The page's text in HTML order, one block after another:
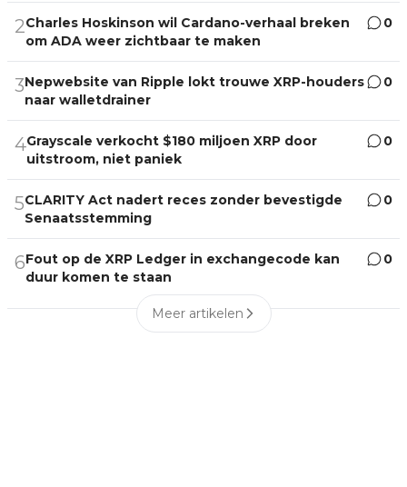
2Charles Hoskinson wil Cardano-verhaal breken
om ADA weer zichtbaar te maken
0
3Nepwebsite van Ripple lokt trouwe XRP-houders
naar walletdrainer
0
4Grayscale verkocht $180 miljoen XRP door
uitstroom, niet paniek
0
5CLARITY Act nadert reces zonder bevestigde
Senaatsstemming
0
6Fout op de XRP Ledger in exchangecode kan
duur komen te staan
0
Meer artikelen